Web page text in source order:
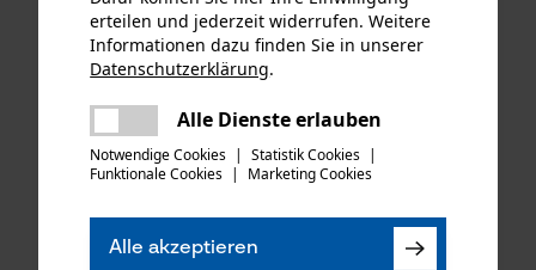
€ 20,99 * € 13,09 *
erteilen und jederzeit widerrufen. Weitere
Informationen dazu finden Sie in unserer
Datenschutzerklärung.
Alle Dienste erlauben
Notwendige Cookies | Statistik Cookies |
Funktionale Cookies | Marketing Cookies
Alle akzeptieren
Es ist ein Fehler aufgetreten. Bitte
versuchen Sie es erneut.
mail